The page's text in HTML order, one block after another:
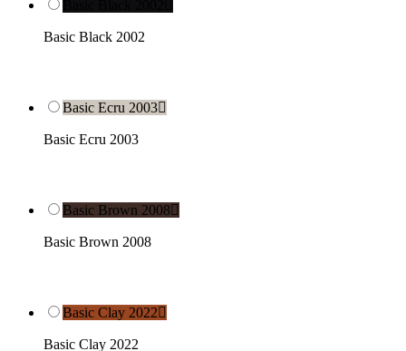
Basic Black 2002
Basic Ecru 2003
Basic Ecru 2003
Basic Brown 2008
Basic Brown 2008
Basic Clay 2022
Basic Clay 2022